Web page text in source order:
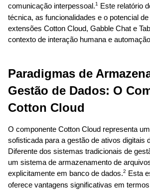
comunicação interpessoal.1
Este relatório
técnica, as funcionalidades e o potencial
extensões Cotton Cloud, Gabble Chat e
contexto de interação humana e
Paradigmas de
Gestão de Dados: O
Cotton Cloud
O componente Cotton Cloud representa
sofisticada para a gestão de ativos digitais
Diferente dos sistemas tradicionais de
um sistema de armazenamento de
explicitamente em banco de dados.2
Esta
oferece vantagens significativas em